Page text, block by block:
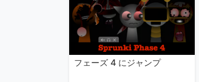
フェーズ 4 にジャンプ